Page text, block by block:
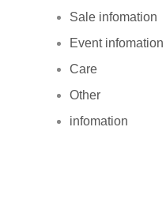
Sale infomation
Event infomation
Care
Other
infomation